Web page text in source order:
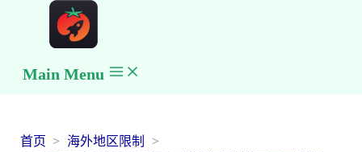
Main Menu
首页
海外地区限制